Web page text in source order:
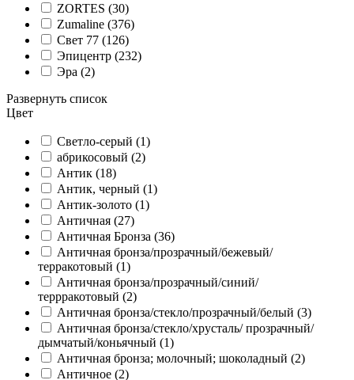
ZORTES (30)
Zumaline (376)
Свет 77 (126)
Эпицентр (232)
Эра (2)
Развернуть список
Цвет
Cветло-серый (1)
абрикосовый (2)
Антик (18)
Антик, черный (1)
Антик-золото (1)
Античная (27)
Античная Бронза (36)
Античная бронза/прозрачный/бежевый/
терракотовый (1)
Античная бронза/прозрачный/синий/
террракотовый (2)
Античная бронза/стекло/прозрачный/белый (3)
Античная бронза/стекло/хрусталь/ прозрачный/
дымчатый/коньячный (1)
Античная бронза; молочный; шоколадный (2)
Античное (2)